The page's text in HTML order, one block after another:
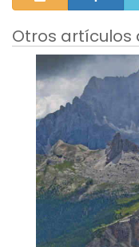
Otros artículos